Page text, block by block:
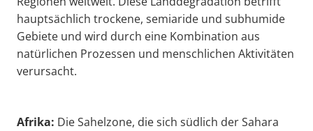
hauptsächlich trockene, semiaride und subhumide
Gebiete und wird durch eine Kombination aus
natürlichen Prozessen und menschlichen Aktivitäten
verursacht.
Afrika: Die Sahelzone, die sich südlich der Sahara